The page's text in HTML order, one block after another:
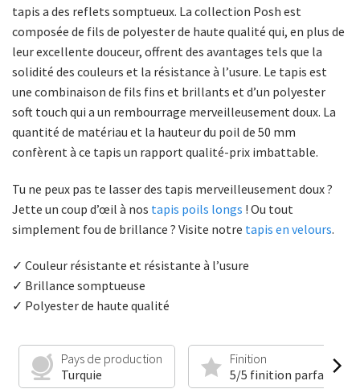
tapis a des reflets somptueux. La collection Posh est
composée de fils de polyester de haute qualité qui, en plus de
leur excellente douceur, offrent des avantages tels que la
solidité des couleurs et la résistance à l’usure. Le tapis est
une combinaison de fils fins et brillants et d’un polyester
soft touch qui a un rembourrage merveilleusement doux. La
quantité de matériau et la hauteur du poil de 50 mm
confèrent à ce tapis un rapport qualité-prix imbattable.
Tu ne peux pas te lasser des tapis merveilleusement doux ?
Jette un coup d’œil à nos tapis poils longs ! Ou tout
simplement fou de brillance ? Visite notre tapis en velours.
✓ Couleur résistante et résistante à l’usure
✓ Brillance somptueuse
✓ Polyester de haute qualité
Pays de production
Turquie
Finition
5/5 finition parfaite